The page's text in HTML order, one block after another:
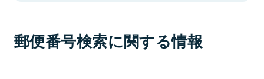
郵便番号検索に関する情報